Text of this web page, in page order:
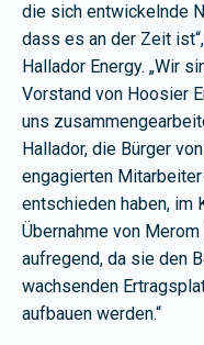
die sich entwickelnde
dass es an der Zeit
Hallador Energy. „Wir
Vorstand von Hoosier
uns
Hallador, die Bürger
engagierten
entschieden haben, im
Übernahme von
aufregend, da sie den
wachsenden
aufbauen werden.“